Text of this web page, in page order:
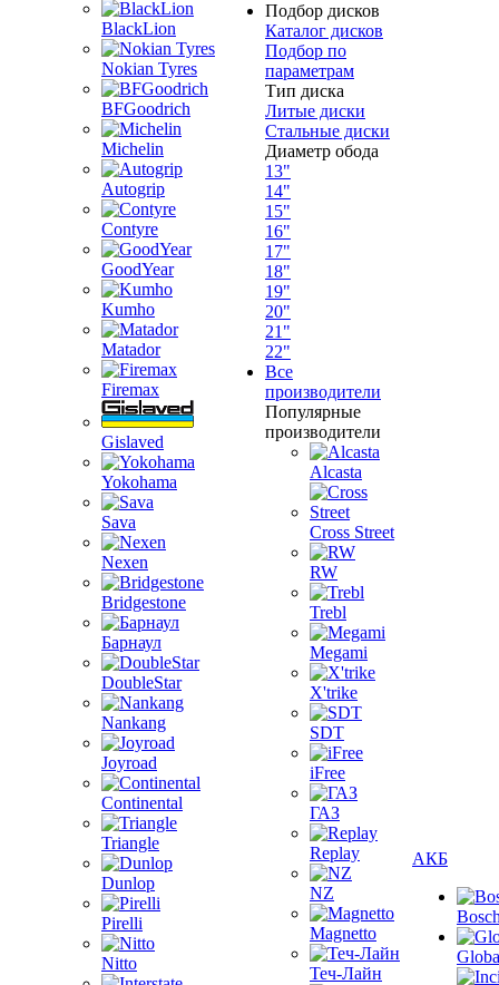
BlackLion
Nokian Tyres
BFGoodrich
Michelin
Autogrip
Contyre
GoodYear
Kumho
Matador
Firemax
Gislaved
Yokohama
Sava
Nexen
Bridgestone
Барнаул
DoubleStar
Nankang
Joyroad
Continental
Triangle
Dunlop
Pirelli
Nitto
Подбор дисков
Каталог дисков
Подбор по
параметрам
Тип диска
Литые диски
Стальные диски
Диаметр обода
13"
14"
15"
16"
17"
18"
19"
20"
21"
22"
Все
производители
Популярные
производители
Alcasta
Cross Street
RW
Trebl
Megami
X'trike
SDT
iFree
ГАЗ
Replay
NZ
Magnetto
Теч-Лайн
АКБ